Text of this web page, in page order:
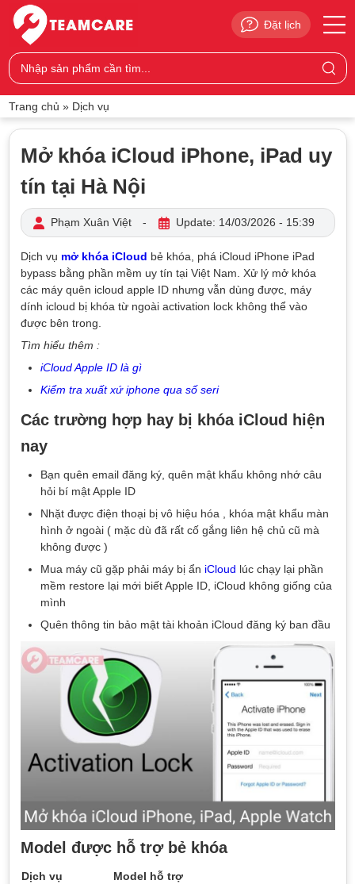
Đặt lịch
Trang chủ » Dịch vụ
Mở khóa iCloud iPhone, iPad uy
tín tại Hà Nội
Phạm Xuân Việt - Update: 14/03/2026 - 15:39
Dịch vụ mở khóa iCloud bẻ khóa, phá iCloud iPhone iPad
bypass bằng phần mềm uy tín tại Việt Nam. Xử lý mở khóa
các máy quên icloud apple ID nhưng vẫn dùng được, máy
dính icloud bị khóa từ ngoài activation lock không thể vào
được bên trong.
Tìm hiểu thêm :
iCloud Apple ID là gì
Kiểm tra xuất xứ iphone qua số seri
Các trường hợp hay bị khóa iCloud hiện
nay
Bạn quên email đăng ký, quên mật khẩu không nhớ câu
hỏi bí mật Apple ID
Nhặt được điện thoại bị vô hiệu hóa , khóa mật khẩu màn
hình ở ngoài ( mặc dù đã rất cố gắng liên hệ chủ cũ mà
không được )
Mua máy cũ gặp phải máy bị ẩn iCloud lúc chạy lại phần
mềm restore lại mới biết Apple ID, iCloud không giống của
mình
Quên thông tin bảo mật tài khoản iCloud đăng ký ban đầu
Model được hỗ trợ bẻ khóa
Dịch vụ Model hỗ trợ